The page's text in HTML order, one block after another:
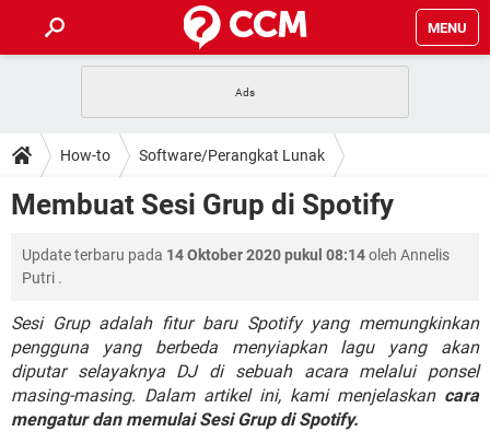
MENU
APLIKASI NONTON FILM & SERI RESET GMAIL
BUAT AKUN TIKTOK APLIKASI VIDEO-CALL
HOW-TO
SAFE MODE ANDROID RESET CLASH OF CLANS
KODE RAHASIA NETFLIX
DOWNLOAD
TEWAS HOLDEM UNTUK IPHONE
FORUM
Reset Akun Facebook yang di-Hack
Front Office dan Back Office OOP - Data Enkapsulasi
Jenis-jenis Network atau Jaringan
How-to Software/Perangkat Lunak
Membuat Sesi Grup di Spotify
Update terbaru pada 14 Oktober 2020 pukul 08:14oleh Annelis
Putri .
Sesi Grup adalah fitur baru Spotify yang memungkinkan
pengguna yang berbeda menyiapkan lagu yang akan
diputar selayaknya DJ di sebuah acara melalui ponsel
masing-masing. Dalam artikel ini, kami menjelaskan cara
mengatur dan memulai Sesi Grup di Spotify.